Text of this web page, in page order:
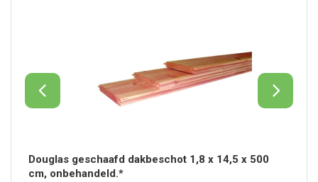
Douglas geschaafd dakbeschot 1,8 x 14,5 x 500
cm, onbehandeld.*